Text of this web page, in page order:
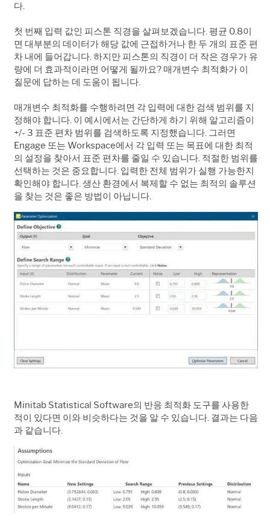
다.
첫 번째 입력 값인 피스톤 직경을 살펴보겠습니다. 평균 0.8이
면 대부분의 데이터가 해당 값에 근접하거나 한 두 개의 표준 편
차 내에 들어갑니다. 하지만 피스톤의 직경이 더 작은 경우가 유
량에 더 효과적이라면 어떻게 될까요? 매개변수 최적화가 이
질문에 답하는 데 도움이 됩니다.
매개변수 최적화를 수행하려면 각 입력에 대한 검색 범위를 지
정해야 합니다. 이 예시에서는 간단하게 하기 위해 알고리즘이
+/- 3 표준 편차 범위를 검색하도록 지정했습니다. 그러면
Engage 또는 Workspace에서 각 입력 또는 목표에 대한 최적
의 설정을 찾아서 표준 편차를 줄일 수 있습니다. 적절한 범위를
선택하는 것은 중요합니다. 입력한 전체 범위가 실행 가능한지
확인해야 합니다. 생산 환경에서 복제할 수 없는 최적의 솔루션
을 찾는 것은 좋은 방법이 아닙니다.
Minitab Statistical Software의 반응 최적화 도구를 사용한
적이 있다면 이와 비슷하다는 것을 알 수 있습니다. 결과는 다음
과 같습니다.